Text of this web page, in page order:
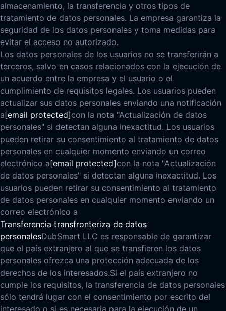
almacenamiento, la transferencia y otros tipos de
tratamiento de datos personales. La empresa garantiza la
seguridad de los datos personales y toma medidas para
evitar el acceso no autorizado.
Los datos personales de los usuarios no se transferirán a
terceros, salvo en casos relacionados con la ejecución de
un acuerdo entre la empresa y el usuario o el
cumplimiento de requisitos legales. Los usuarios pueden
actualizar sus datos personales enviando una notificación
a[email protected]con la nota "Actualización de datos
personales" si detectan alguna inexactitud. Los usuarios
pueden retirar su consentimiento al tratamiento de datos
personales en cualquier momento enviando un correo
electrónico a[email protected]con la nota "Actualización
de datos personales" si detectan alguna inexactitud. Los
usuarios pueden retirar su consentimiento al tratamiento
de datos personales en cualquier momento enviando un
correo electrónico a
Transferencia transfronteriza de datos
personalesDubSmart LLC es responsable de garantizar
que el país extranjero al que se transfieren los datos
personales ofrezca una protección adecuada de los
derechos de los interesados.Si el país extranjero no
cumple los requisitos, la transferencia de datos personales
sólo tendrá lugar con el consentimiento por escrito del
interesado o si es necesaria para la ejecución de un